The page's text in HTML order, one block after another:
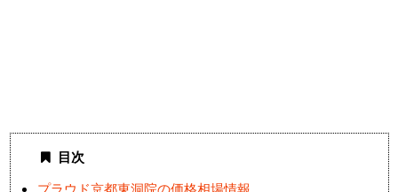
目次
プラウド京都東洞院の価格相場情報